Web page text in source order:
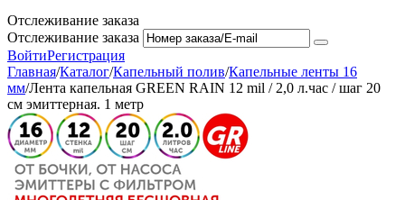
Отслеживание заказа
Отслеживание заказа
ВойтиРегистрация
Главная/Каталог/Капельный полив/Капельные ленты 16
мм/Лента капельная GREEN RAIN 12 mil / 2,0 л.час / шаг 20
см эмиттерная. 1 метр